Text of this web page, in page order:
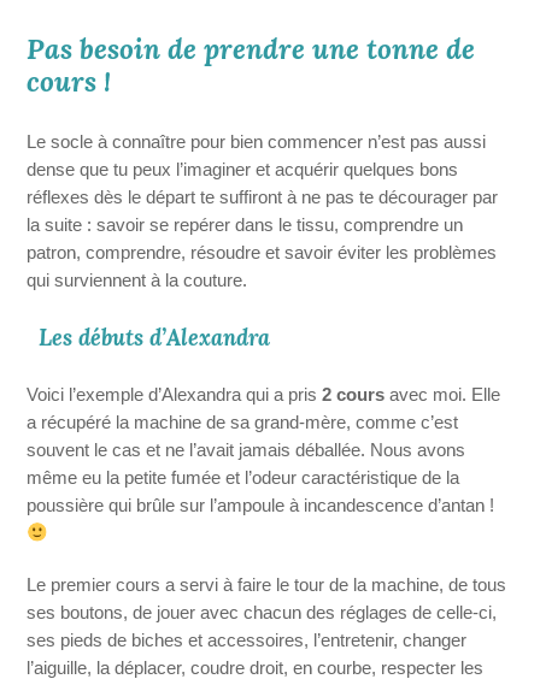
Pas besoin de prendre une tonne de
cours !
Le socle à connaître pour bien commencer n’est pas aussi
dense que tu peux l’imaginer et acquérir quelques bons
réflexes dès le départ te suffiront à ne pas te décourager par
la suite : savoir se repérer dans le tissu, comprendre un
patron, comprendre, résoudre et savoir éviter les problèmes
qui surviennent à la couture.
Les débuts d’Alexandra
Voici l’exemple d’Alexandra qui a pris2 cours avec moi. Elle
a récupéré la machine de sa grand-mère, comme c’est
souvent le cas et ne l’avait jamais déballée. Nous avons
même eu la petite fumée et l’odeur caractéristique de la
poussière qui brûle sur l’ampoule à incandescence d’antan !
Le premier cours a servi à faire le tour de la machine, de tous
ses boutons, de jouer avec chacun des réglages de celle-ci,
ses pieds de biches et accessoires, l’entretenir, changer
l’aiguille, la déplacer, coudre droit, en courbe, respecter les